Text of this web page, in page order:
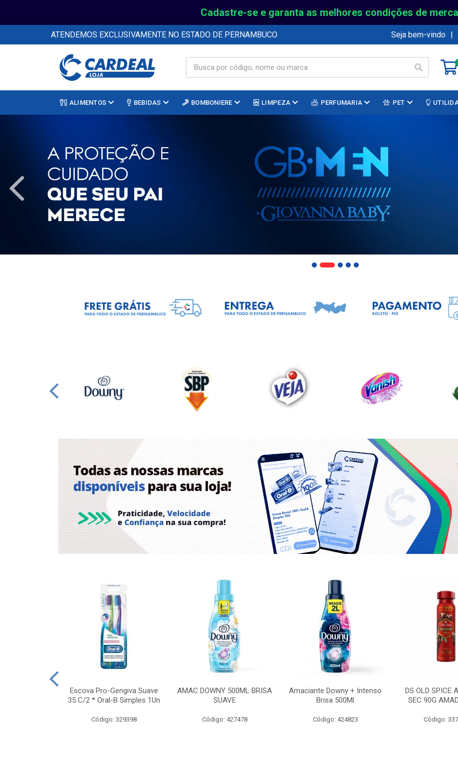
Cadastre-se e garanta as melhores condições de
ATENDEMOS EXCLUSIVAMENTE NO ESTADO DE PERNAMBUCO Seja bem-vindo |
ALIMENTOS BEBIDAS BOMBONIERE LIMPEZA PERFUMARIA PET
Escova Pro-Gengiva Suave
35 C/2 * Oral-B Simples 1Un
Código: 329398
AMAC DOWNY 500ML BRISA
SUAVE
Código: 427478
Amaciante Downy + Intenso
Brisa 500Ml
Código: 424823
DS OLD SPICE
SEC 90G
Código: